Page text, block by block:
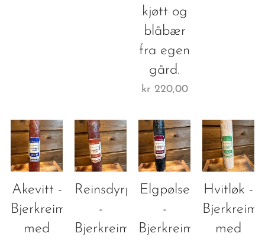
kjøtt og
blåbær
fra egen
gård.
kr 220,00
Akevitt -
Bjerkreimsnabb
med
Reinsdyrpølse
-
Bjerkreimsnabb
Elgpølse
-
Bjerkreimsnabb
Hvitløk -
med